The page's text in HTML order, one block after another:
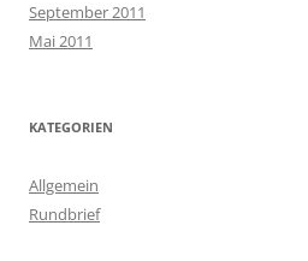
September 2011
Mai 2011
KATEGORIEN
Allgemein
Rundbrief